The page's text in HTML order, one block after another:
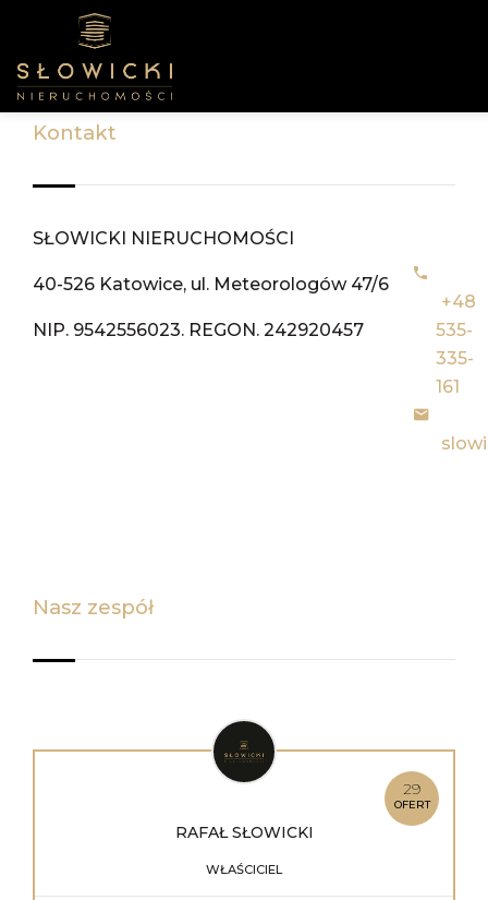
kontakt
SŁOWICKI NIERUCHOMOŚCI
40-526 Katowice, ul. Meteorologów 47/6
NIP. 9542556023. REGON. 242920457
+48
535-
335-
161
nasz zespół
29
OFERT
RAFAŁSŁOWICKI
WŁAŚCICIEL